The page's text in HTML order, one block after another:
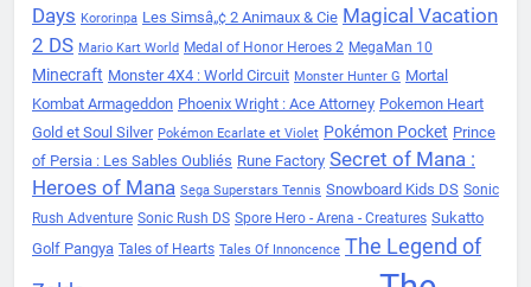
Days Kororinpa Les Simsâ„¢ 2 Animaux & Cie Magical Vacation
2 DS Mario Kart World Medal of Honor Heroes 2 MegaMan 10
Minecraft Monster 4X4 : World Circuit Monster Hunter G Mortal
Kombat Armageddon Phoenix Wright : Ace Attorney Pokemon Heart
Gold et Soul Silver Pokémon Ecarlate et Violet Pokémon Pocket Prince
of Persia : Les Sables Oubliés Rune Factory Secret of Mana :
Heroes of Mana Sega Superstars Tennis Snowboard Kids DS Sonic
Rush Adventure Sonic Rush DS Spore Hero - Arena - Creatures Sukatto
Golf Pangya Tales of Hearts Tales Of Innoncence The Legend of